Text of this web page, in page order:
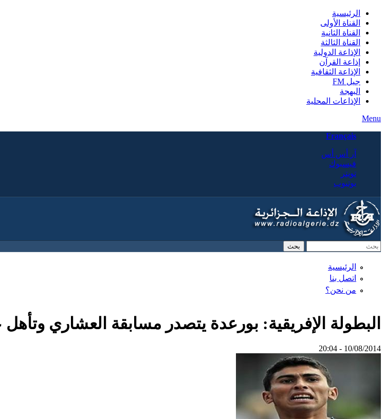
الرئيسية
القناة الأولى
القناة الثانية
القناة الثالثة
الإذاعة الدولية
إذاعة القرآن
الإذاعة الثقافية
جيل FM
البهجة
الإذاعات المحلية
Menu
Français
آر أس أس
فيسبوك
تويتر
يوتيوب
‏بحث ‏
الرئيسية
اتصل بنا
من نحن؟
البطولة الإفريقية: بورعدة يتصدر مسابقة العشاري
10/08/2014 - 20:04